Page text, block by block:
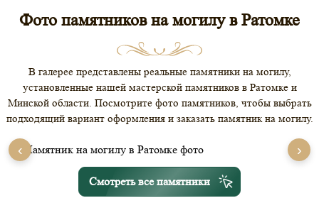
Фото памятников на могилу в Ратомке
В галерее представлены реальные памятники на могилу,
установленные нашей мастерской памятников в Ратомке и
Минской области. Посмотрите фото памятников, чтобы выбрать
подходящий вариант оформления и заказать памятник на могилу.
‹ ›
Смотреть все памятники